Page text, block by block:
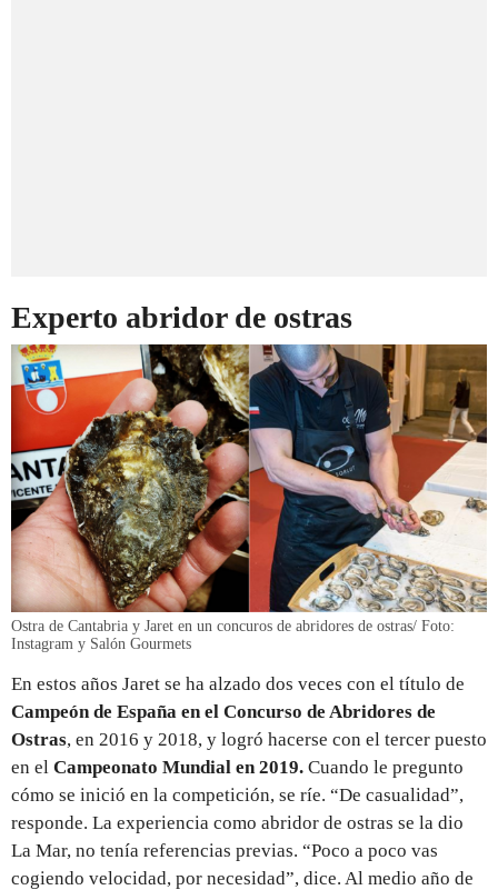
Experto abridor de ostras
Ostra de Cantabria y Jaret en un concuros de abridores de ostras/ Foto:
Instagram y Salón Gourmets
En estos años Jaret se ha alzado dos veces con el título de
Campeón de España en el Concurso de Abridores de
Ostras, en 2016 y 2018, y logró hacerse con el tercer puesto
en el Campeonato Mundial en 2019. Cuando le pregunto
cómo se inició en la competición, se ríe. “De casualidad”,
responde. La experiencia como abridor de ostras se la dio
La Mar, no tenía referencias previas. “Poco a poco vas
cogiendo velocidad, por necesidad”, dice. Al medio año de